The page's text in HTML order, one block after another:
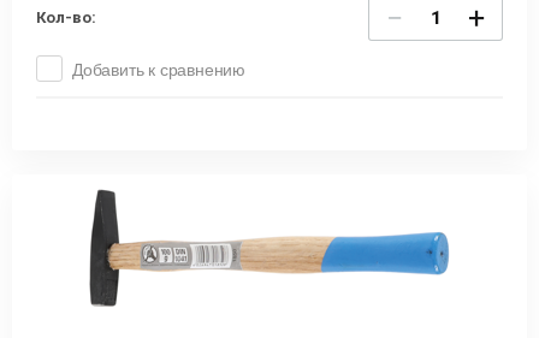
Кол-во: − +
Добавить к сравнению